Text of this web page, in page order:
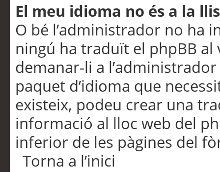
El meu idioma no és a la
O bé l’administrador no ha
ningú ha traduït el phpBB
demanar-li a
paquet d’idioma que
existeix, podeu crear una
informació al lloc web del
inferior de les pàgines del
Torna a l’inici